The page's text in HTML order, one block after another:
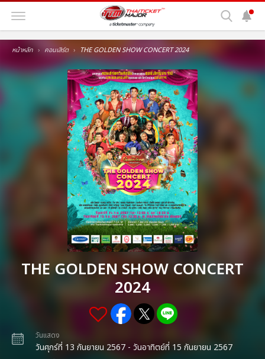
หน้าหลัก คอนเสิร์ต THE GOLDEN SHOW CONCERT 2024
THE GOLDEN SHOW CONCERT
2024
วันแสดง
วันศุกร์ที่ 13 กันยายน 2567 - วันอาทิตย์ที่ 15 กันยายน 2567